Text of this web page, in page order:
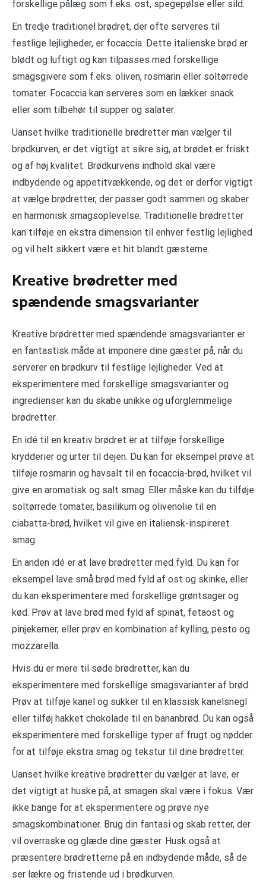
forskellige pålæg som f.eks. ost, spegepølse eller sild.
En tredje traditionel brødret, der ofte serveres til
festlige lejligheder, er focaccia. Dette italienske brød er
blødt og luftigt og kan tilpasses med forskellige
smagsgivere som f.eks. oliven, rosmarin eller soltørrede
tomater. Focaccia kan serveres som en lækker snack
eller som tilbehør til supper og salater.
Uanset hvilke traditionelle brødretter man vælger til
brødkurven, er det vigtigt at sikre sig, at brødet er friskt
og af høj kvalitet. Brødkurvens indhold skal være
indbydende og appetitvækkende, og det er derfor vigtigt
at vælge brødretter, der passer godt sammen og skaber
en harmonisk smagsoplevelse. Traditionelle brødretter
kan tilføje en ekstra dimension til enhver festlig lejlighed
og vil helt sikkert være et hit blandt gæsterne.
Kreative brødretter med
spændende smagsvarianter
Kreative brødretter med spændende smagsvarianter er
en fantastisk måde at imponere dine gæster på, når du
serverer en brødkurv til festlige lejligheder. Ved at
eksperimentere med forskellige smagsvarianter og
ingredienser kan du skabe unikke og uforglemmelige
brødretter.
En idé til en kreativ brødret er at tilføje forskellige
krydderier og urter til dejen. Du kan for eksempel prøve at
tilføje rosmarin og havsalt til en focaccia-brød, hvilket vil
give en aromatisk og salt smag. Eller måske kan du tilføje
soltørrede tomater, basilikum og olivenolie til en
ciabatta-brød, hvilket vil give en italiensk-inspireret
smag.
En anden idé er at lave brødretter med fyld. Du kan for
eksempel lave små brød med fyld af ost og skinke, eller
du kan eksperimentere med forskellige grøntsager og
kød. Prøv at lave brød med fyld af spinat, fetaost og
pinjekerner, eller prøv en kombination af kylling, pesto og
mozzarella.
Hvis du er mere til søde brødretter, kan du
eksperimentere med forskellige smagsvarianter af brød.
Prøv at tilføje kanel og sukker til en klassisk kanelsnegl
eller tilføj hakket chokolade til en bananbrød. Du kan også
eksperimentere med forskellige typer af frugt og nødder
for at tilføje ekstra smag og tekstur til dine brødretter.
Uanset hvilke kreative brødretter du vælger at lave, er
det vigtigt at huske på, at smagen skal være i fokus. Vær
ikke bange for at eksperimentere og prøve nye
smagskombinationer. Brug din fantasi og skab retter, der
vil overraske og glæde dine gæster. Husk også at
præsentere brødretterne på en indbydende måde, så de
ser lækre og fristende ud i brødkurven.